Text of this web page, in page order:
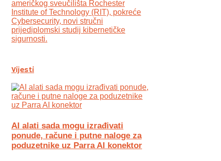
američkog sveučilišta Rochester
Institute of Technology (RIT), pokreće
Cybersecurity, novi stručni
prijediplomski studij kibernetičke
sigurnosti.
Vijesti
AI alati sada mogu izrađivati
ponude, račune i putne naloge za
poduzetnike uz Parra AI konektor